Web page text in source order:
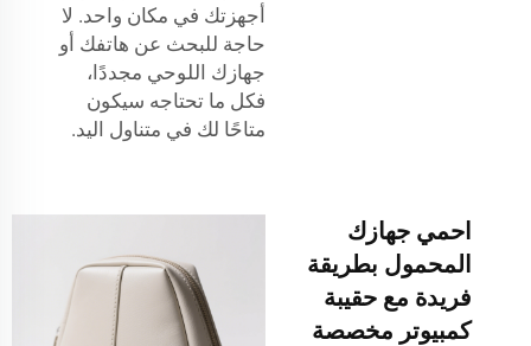
أجهزتك في مكان واحد. لا
حاجة للبحث عن هاتفك أو
جهازك اللوحي مجددًا،
فكل ما تحتاجه سيكون
متاحًا لك في متناول اليد.
احمي جهازك
المحمول بطريقة
فريدة مع حقيبة
كمبيوتر مخصصة